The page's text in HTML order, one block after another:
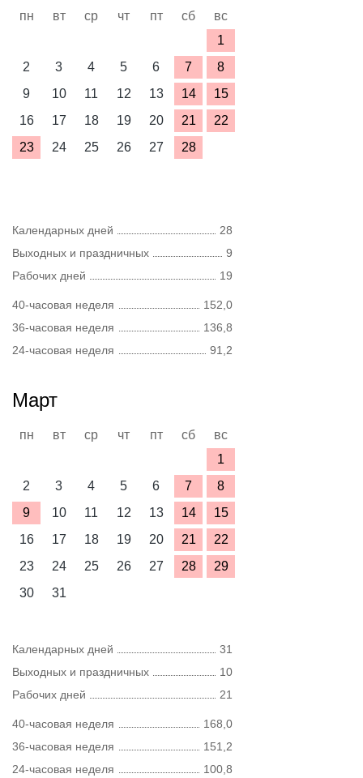
пн вт ср чт пт сб
вс
1
2
3 4 5 6 7
8
9
10 11 12 13 14
15
16
17 18 19 20 21
22
23
24 25 26 27 28
Календарных дней
28
Выходных и праздничных
9
Рабочих дней
19
40-часовая неделя
152,0
36-часовая неделя
136,8
24-часовая неделя
91,2
Март
пн вт ср чт пт сб
вс
1
2
3 4 5 6 7
8
9
10 11 12 13 14
15
16
17 18 19 20 21
22
23
24 25 26 27 28
29
30
31
Календарных дней
31
Выходных и праздничных
10
Рабочих дней
21
40-часовая неделя
168,0
36-часовая неделя
151,2
24-часовая неделя
100,8